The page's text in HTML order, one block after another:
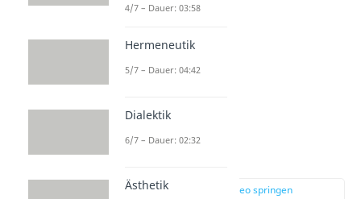
Kindheit
zur Stelle im Video springen
4/7 – Dauer: 03:58
Hermeneutik
5/7 – Dauer: 04:42
Dialektik
6/7 – Dauer: 02:32
Ästhetik